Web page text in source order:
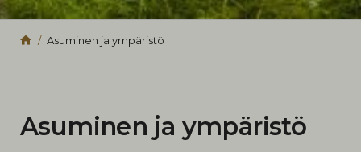
Asuminen ja ympäristö
Asuminen ja ympäristö